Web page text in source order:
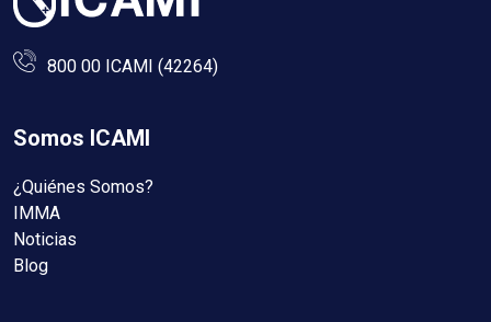
800 00 ICAMI (42264)
Somos ICAMI
¿Quiénes Somos?
IMMA
Noticias
Blog